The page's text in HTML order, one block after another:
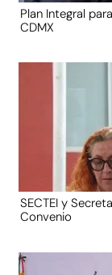
Plan Integral
CDMX
SECTEI y
Convenio